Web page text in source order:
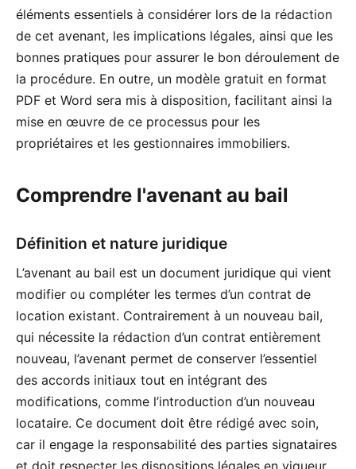
éléments essentiels à considérer lors de la rédaction
de cet avenant, les implications légales, ainsi que les
bonnes pratiques pour assurer le bon déroulement de
la procédure. En outre, un modèle gratuit en format
PDF et Word sera mis à disposition, facilitant ainsi la
mise en œuvre de ce processus pour les
propriétaires et les gestionnaires immobiliers.
Comprendre l'avenant au bail
Définition et nature juridique
L’avenant au bail est un document juridique qui vient
modifier ou compléter les termes d’un contrat de
location existant. Contrairement à un nouveau bail,
qui nécessite la rédaction d’un contrat entièrement
nouveau, l’avenant permet de conserver l’essentiel
des accords initiaux tout en intégrant des
modifications, comme l’introduction d’un nouveau
locataire. Ce document doit être rédigé avec soin,
car il engage la responsabilité des parties signataires
et doit respecter les dispositions légales en vigueur.